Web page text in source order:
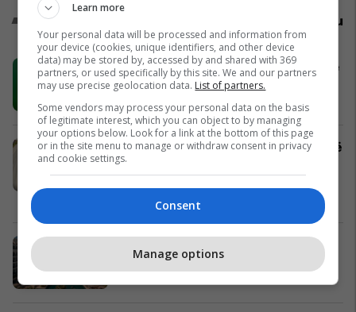
Promo Reklamo këtu
Bli në Emona Center dhe hyr në garë
për shpërblimet e WINFEST 2026
Emona Center
Shtëpi me qira në Dardani – hapësirë
praktike për banim apo biznes
Pro Real Estate
Korriku vjen me ofertë speciale all
inclusive në Fafa
Learn more
Your personal data will be processed and information from
your device (cookies, unique identifiers, and other device
data) may be stored by, accessed by and shared with 369
partners, or used specifically by this site. We and our partners
may use precise geolocation data. List of partners.
Some vendors may process your personal data on the basis
of legitimate interest, which you can object to by managing
your options below. Look for a link at the bottom of this page
or in the site menu to manage or withdraw consent in privacy
and cookie settings.
Consent
Manage options